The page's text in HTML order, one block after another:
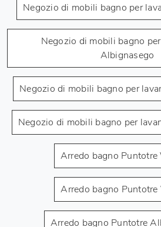
Negozio di mobili bagno per
Negozio di mobili bagno
Albignasego
Negozio di mobili bagno per
Negozio di mobili bagno per
Arredo bagno Puntotre
Arredo bagno Puntotre
Arredo bagno Puntotre